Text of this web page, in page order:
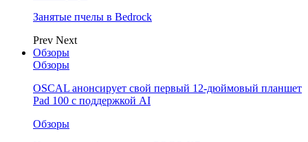
Занятые пчелы в Bedrock
Prev Next
Обзоры
Обзоры
OSCAL анонсирует свой первый 12-дюймовый планшет
Pad 100 с поддержкой AI
Обзоры